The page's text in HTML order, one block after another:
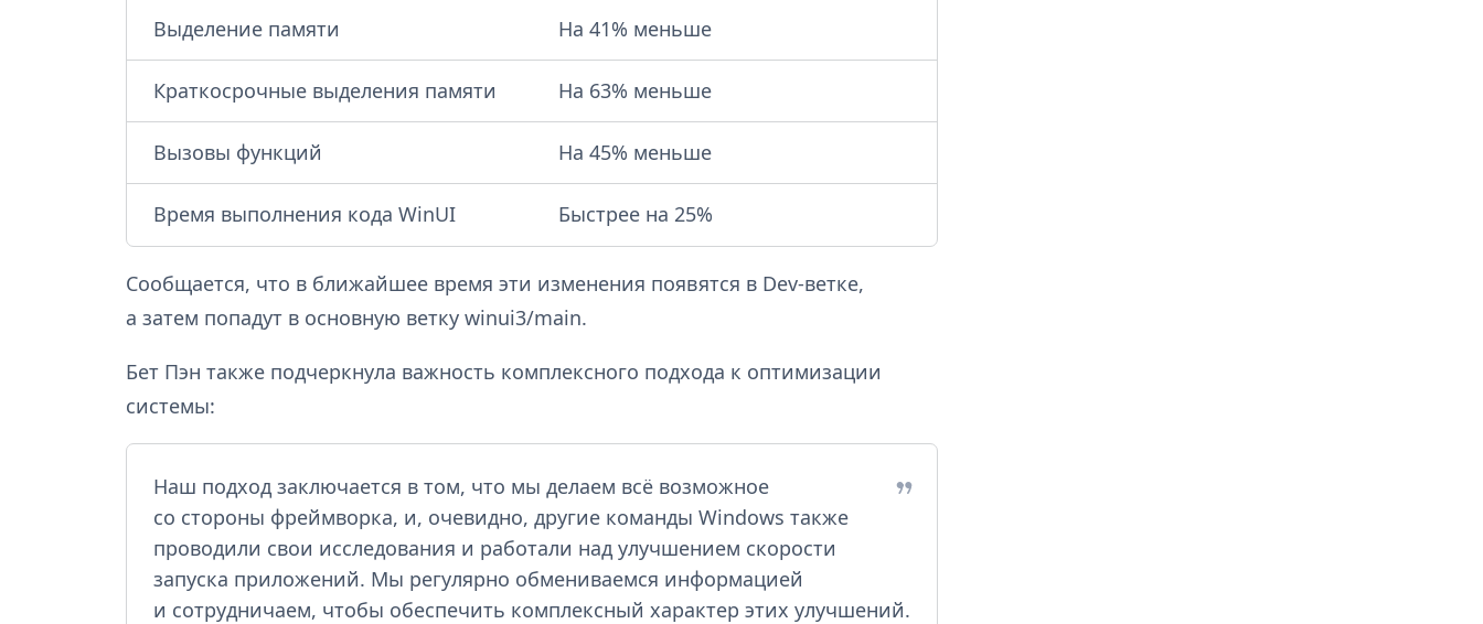
Выделение памяти На 41% меньше
Краткосрочные выделения памяти На 63% меньше
Вызовы функций На 45% меньше
Время выполнения кода WinUI Быстрее на 25%
Сообщается, что в ближайшее время эти изменения появятся в Dev-ветке,
а затем попадут в основную ветку winui3/main.
Бет Пэн также подчеркнула важность комплексного подхода к оптимизации
системы:
Наш подход заключается в том, что мы делаем всё возможное
со стороны фреймворка, и, очевидно, другие команды Windows также
проводили свои исследования и работали над улучшением скорости
запуска приложений. Мы регулярно обмениваемся информацией
и сотрудничаем, чтобы обеспечить комплексный характер этих улучшений.